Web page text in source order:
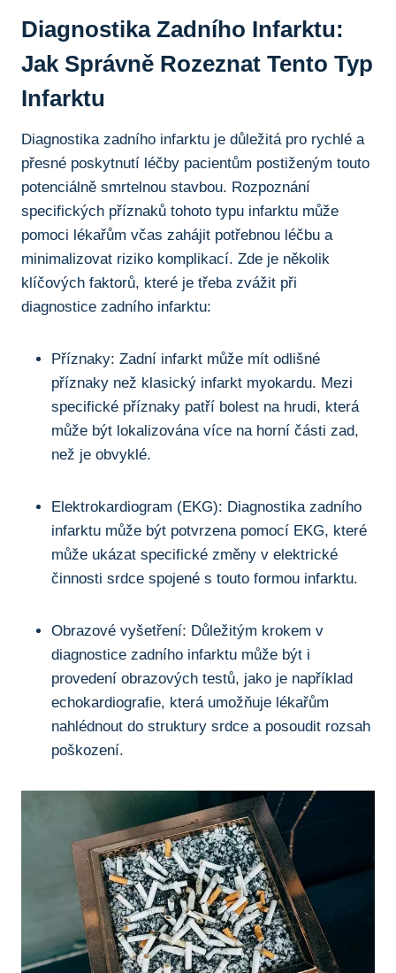
Diagnostika Zadního Infarktu:
Jak Správně Rozeznat Tento Typ
Infarktu
Diagnostika zadního infarktu je důležitá pro rychlé a
přesné poskytnutí léčby pacientům postiženým touto
potenciálně smrtelnou stavbou. Rozpoznání
specifických příznaků tohoto typu infarktu může
pomoci lékařům včas zahájit potřebnou léčbu a
minimalizovat riziko komplikací. Zde je několik
klíčových faktorů, které je třeba zvážit při
diagnostice zadního infarktu:
Příznaky: Zadní infarkt může mít odlišné
příznaky než klasický infarkt myokardu. Mezi
specifické příznaky patří bolest na hrudi, která
může být lokalizována více na horní části zad,
než je obvyklé.
Elektrokardiogram (EKG): Diagnostika zadního
infarktu může být potvrzena pomocí EKG, které
může ukázat specifické změny v elektrické
činnosti srdce spojené s touto formou infarktu.
Obrazové vyšetření: Důležitým krokem v
diagnostice zadního infarktu může být i
provedení obrazových testů, jako je například
echokardiografie, která umožňuje lékařům
nahlédnout do struktury srdce a posoudit rozsah
poškození.